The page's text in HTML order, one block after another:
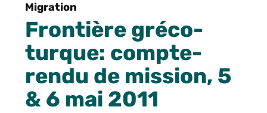
Migration
Frontière gréco-
turque: compte-
rendu de mission, 5
& 6 mai 2011